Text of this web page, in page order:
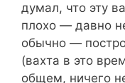
думал, что эту
плохо — давно
обычно —
(вахта в это
общем, ничего